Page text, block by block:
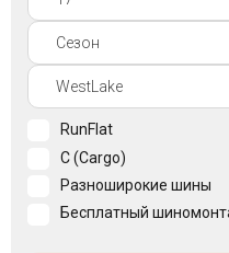
+7(812)317-
17-
RunFlat
C (Cargo)
Разноширокие шины
Бесплатный